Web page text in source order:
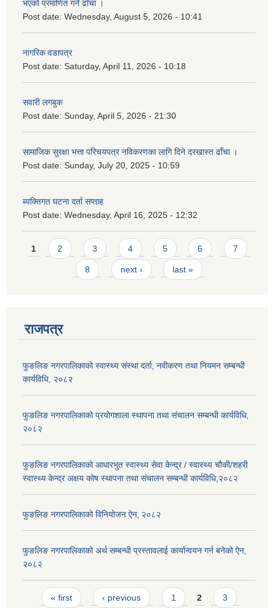
भएको प्रमाणित गर्ने ढाँचा ।
Post date: Wednesday, August 5, 2026 - 10:41
नागरिक वडापत्र
Post date: Saturday, April 11, 2026 - 10:18
सवारी लगबुक
Post date: Sunday, April 5, 2026 - 21:30
सामाजिक सुरक्षा भत्ता परिचयपत्र नविकरणका लागि दिने दरखास्त ढाँचा ।
Post date: Sunday, July 20, 2025 - 10:59
ब्यक्तिगत घटना दर्ता सप्ताह
Post date: Wednesday, April 16, 2025 - 12:32
Pages
1 2 3 4 5 6 7
8 next › last »
राजपत्र
फुङलिङ नगरपालिकाको स्वास्थ्य संस्था दर्ता, नवीकरण तथा नियमन सम्बन्धी
कार्यविधि, २०८२
फुङलिङ नगरपालिकाको प्रयोगशाला स्थापना तथा संचालन सम्बन्धी कार्यविधि‚
२०८२
फुङलिङ नगरपालिकाको आधारभुत स्वास्थ्य सेवा केन्द्र / स्वास्थ्य चौकी/शहरी
स्वास्थ्य केन्द्र अक्षय कोष स्थापना तथा संचालन सम्बन्धी कार्यविधि,२०८२
फुङलिङ नगरपालिकाको विनियोजन ऐन‚ २०८२
फुङलिङ नगरपालिकाको अर्थ सम्बन्धी प्रस्तावलाई कार्यान्वयन गर्न बनेको ऐन‚
२०८२
Pages
« first ‹ previous 1 2 3